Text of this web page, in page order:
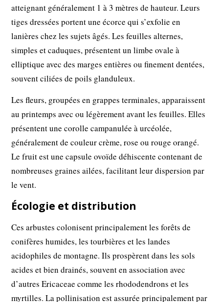
atteignant généralement 1 à 3 mètres de hauteur. Leurs
tiges dressées portent une écorce qui s’exfolie en
lanières chez les sujets âgés. Les feuilles alternes,
simples et caduques, présentent un limbe ovale à
elliptique avec des marges entières ou finement dentées,
souvent ciliées de poils glanduleux.
Les fleurs, groupées en grappes terminales, apparaissent
au printemps avec ou légèrement avant les feuilles. Elles
présentent une corolle campanulée à urcéolée,
généralement de couleur crème, rose ou rouge orangé.
Le fruit est une capsule ovoïde déhiscente contenant de
nombreuses graines ailées, facilitant leur dispersion par
le vent.
Écologie et distribution
Ces arbustes colonisent principalement les forêts de
conifères humides, les tourbières et les landes
acidophiles de montagne. Ils prospèrent dans les sols
acides et bien drainés, souvent en association avec
d’autres Ericaceae comme les rhododendrons et les
myrtilles. La pollinisation est assurée principalement par